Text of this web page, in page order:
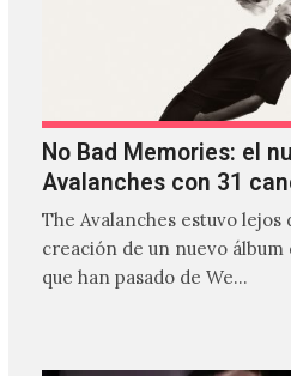
No Bad Memories: el
Avalanches con 31
The Avalanches estuvo
creación de un nuevo álbum
que han pasado de We…